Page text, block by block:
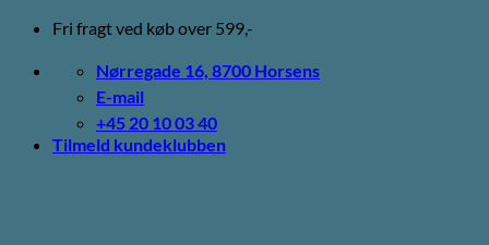
Fortsæt
indhold
Fri fragt ved køb over 599,-
Nørregade 16, 8700 Horsens
E-mail
+45 20 10 03 40
Tilmeld kundeklubben